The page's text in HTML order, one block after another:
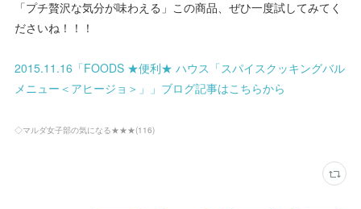
「プチ贅沢な気分が味わえる」この商品、ぜひ一度試してみてく
ださいね！！！
2015.11.16「FOODS ★便利★ ハウス「スパイスクッキングバル
メニュー＜アヒージョ＞」」ブログ記事はこちらから
◇マルダ女子部の気になる★★★(116)